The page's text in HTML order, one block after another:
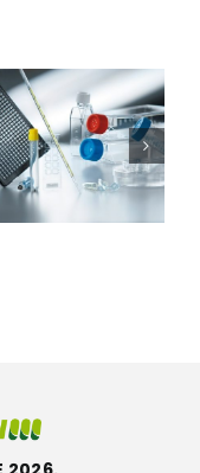
Scientific
presentará
el sistema
Thermo
Scientific™